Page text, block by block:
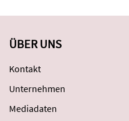
ÜBER UNS
Kontakt
Unternehmen
Mediadaten